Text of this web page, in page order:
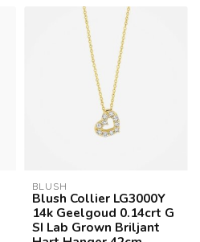
BLUSH
Blush Collier LG3000Y
14k Geelgoud 0.14crt G
SI Lab Grown Briljant